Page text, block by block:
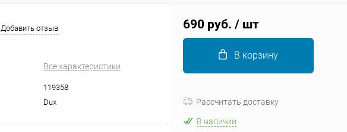
Добавить отзыв
Все характеристики
119358
Dux
690 руб. / шт
В корзину
Рассчитать доставку
В наличии